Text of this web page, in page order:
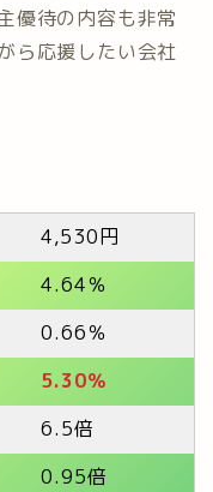
優待の内容も非常
ら応援したい会社
4,530円
4.64％
0.66％
5.30％
6.5倍
0.95倍